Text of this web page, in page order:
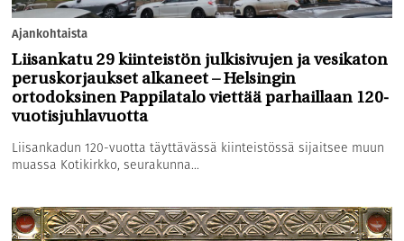
Ajankohtaista
Liisankatu 29 kiinteistön julkisivujen ja vesikaton
peruskorjaukset alkaneet – Helsingin
ortodoksinen Pappilatalo viettää parhaillaan 120-
vuotisjuhlavuotta
Liisankadun 120-vuotta täyttävässä kiinteistössä sijaitsee muun
muassa Kotikirkko, seurakunna...